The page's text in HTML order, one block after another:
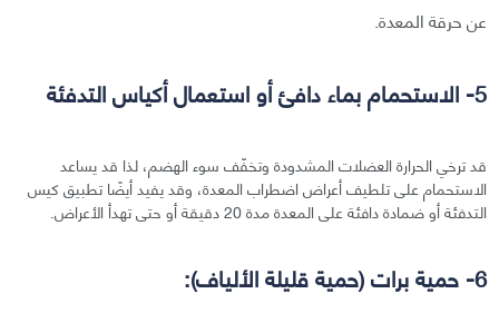
عن حرقة المعدة.
5- الاستحمام بماء دافئ أو استعمال أكياس التدفئة
قد ترخي الحرارة العضلات المشدودة وتخفّف سوء الهضم، لذا قد يساعد
الاستحمام على تلطيف أعراض اضطراب المعدة، وقد يفيد أيضًا تطبيق كيس
التدفئة أو ضمادة دافئة على المعدة مدة 20 دقيقة أو حتى تهدأ الأعراض.
6- حمية برات (حمية قليلة الألياف):